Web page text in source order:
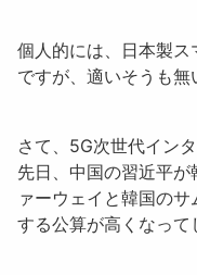
個人的には、日本製
ですが、適いそうも無
さて、5G次世代イン
先日、中国の習近平
ァーウェイと韓国の
する公算が高くなって